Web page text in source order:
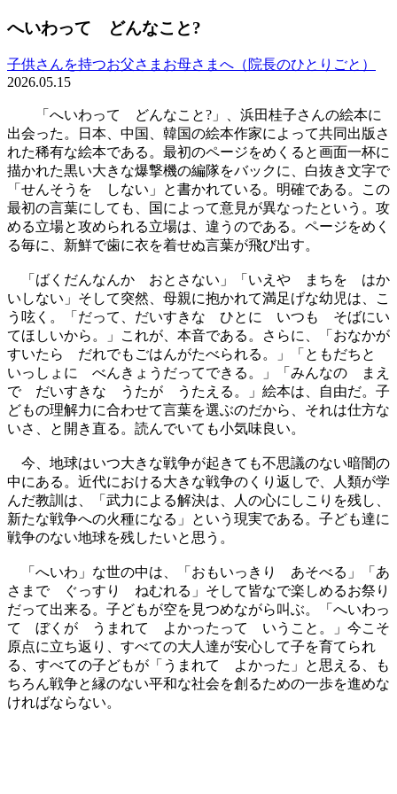
へいわって どんなこと?
子供さんを持つお父さまお母さまへ（院長のひとりごと）
2026.05.15
「へいわって どんなこと?」、浜田桂子さんの絵本に
出会った。日本、中国、韓国の絵本作家によって共同出版さ
れた稀有な絵本である。最初のページをめくると画面一杯に
描かれた黒い大きな爆撃機の編隊をバックに、白抜き文字で
「せんそうを しない」と書かれている。明確である。この
最初の言葉にしても、国によって意見が異なったという。攻
める立場と攻められる立場は、違うのである。ページをめく
る毎に、新鮮で歯に衣を着せぬ言葉が飛び出す。
「ばくだんなんか おとさない」「いえや まちを はか
いしない」そして突然、母親に抱かれて満足げな幼児は、こ
う呟く。「だって、だいすきな ひとに いつも そばにい
てほしいから。」これが、本音である。さらに、「おなかが
すいたら だれでもごはんがたべられる。」「ともだちと
いっしょに べんきょうだってできる。」「みんなの まえ
で だいすきな うたが うたえる。」絵本は、自由だ。子
どもの理解力に合わせて言葉を選ぶのだから、それは仕方な
いさ、と開き直る。読んでいても小気味良い。
今、地球はいつ大きな戦争が起きても不思議のない暗闇の
中にある。近代における大きな戦争のくり返しで、人類が学
んだ教訓は、「武力による解決は、人の心にしこりを残し、
新たな戦争への火種になる」という現実である。子ども達に
戦争のない地球を残したいと思う。
「へいわ」な世の中は、「おもいっきり あそべる」「あ
さまで ぐっすり ねむれる」そして皆なで楽しめるお祭り
だって出来る。子どもが空を見つめながら叫ぶ。「へいわっ
て ぼくが うまれて よかったって いうこと。」今こそ
原点に立ち返り、すべての大人達が安心して子を育てられ
る、すべての子どもが「うまれて よかった」と思える、も
ちろん戦争と縁のない平和な社会を創るための一歩を進めな
ければならない。